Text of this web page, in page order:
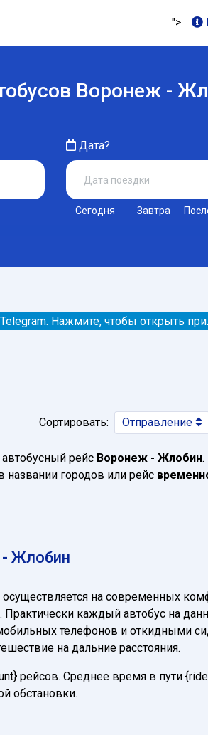
">
Воронеж -
Дата?
Сегодня Завтра
Telegram. Нажмите, чтобы открыть
Сортировать: Отправление
рейс Воронеж - Жлобин.
городов или рейс
- Жлобин
на современных
Практически каждый автобус на
телефонов и откидными
на дальние расстояния.
рейсов. Среднее время в пути
обстановки.